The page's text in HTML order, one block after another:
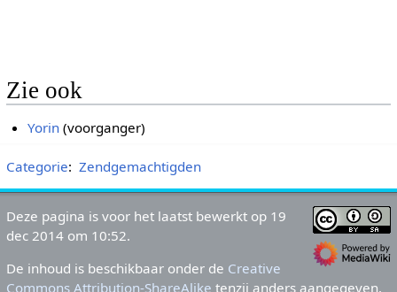
Zie ook
Yorin (voorganger)
Categorie: Zendgemachtigden
Deze pagina is voor het laatst bewerkt op 19
dec 2014 om 10:52.
De inhoud is beschikbaar onder de Creative
Commons Attribution-ShareAlike tenzij anders aangegeven.